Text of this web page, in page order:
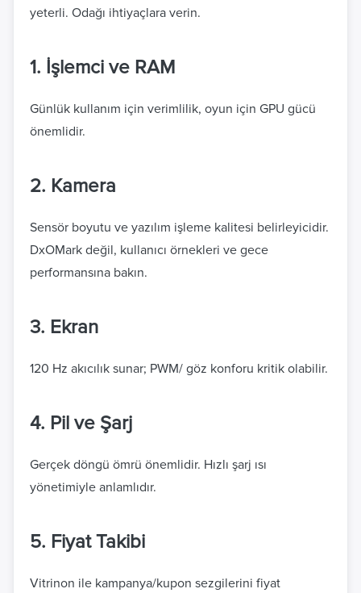
yeterli. Odağı ihtiyaçlara verin.
1. İşlemci ve RAM
Günlük kullanım için verimlilik, oyun için GPU gücü
önemlidir.
2. Kamera
Sensör boyutu ve yazılım işleme kalitesi belirleyicidir.
DxOMark değil, kullanıcı örnekleri ve gece
performansına bakın.
3. Ekran
120 Hz akıcılık sunar; PWM/ göz konforu kritik olabilir.
4. Pil ve Şarj
Gerçek döngü ömrü önemlidir. Hızlı şarj ısı
yönetimiyle anlamlıdır.
5. Fiyat Takibi
Vitrinon ile kampanya/kupon sezgilerini fiyat